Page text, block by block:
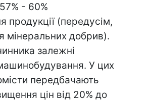
- 60%
продукції (передусім,
мінеральних добрив).
залежні
У цих
передбачають
цін від 20% до